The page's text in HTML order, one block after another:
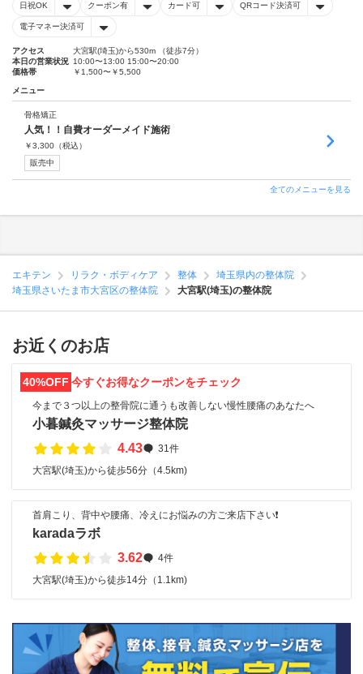
日祝OK クーポン有 カード可 QRコード決済可
電子マネー決済可
アクセス
大宮駅(埼玉)から530m （徒歩7分）
本日の営業状況 10:00〜13:00 15:00〜20:00
価格帯
￥1,500〜￥5,500
メニュー
骨格矯正
人気！！自費オーダーメイド施術
￥3,300 （税込）
販売中
全てのメニューを見る
エキテン リラク・ボディケア 整体
埼玉県内の整体院
埼玉県さいたま市大宮区の整体院
大宮駅(埼玉)の整体院
お近くのお店
40%OFF 今すぐお得なクーポンをチェック
今まで３つ以上の整骨院に通うも改善しない慢性腰痛のあなたへ
小暮鍼灸マッサージ整体院
4.43
31件
大宮駅(埼玉)から徒歩56分（4.5km)
首肩こり、背中や腰痛、冷えにお悩みの方ご来店下さい❗
karadaラボ
3.62
4件
大宮駅(埼玉)から徒歩14分（1.1km)